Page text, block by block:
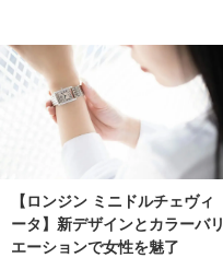
【ロンジン ミニドルチェヴィ
ータ】新デザインとカラーバリ
エーションで女性を魅了